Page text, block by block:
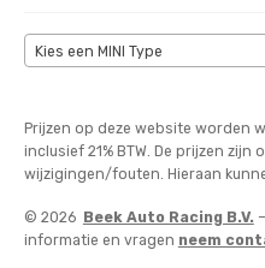
Kies een MINI Type
Prijzen op deze website worden
inclusief 21% BTW. De prijzen
wijzigingen/fouten. Hieraan
© 2026 Beek Auto Racing B.V. –
informatie en vragen neem